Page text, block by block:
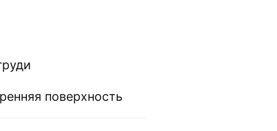
поверхность